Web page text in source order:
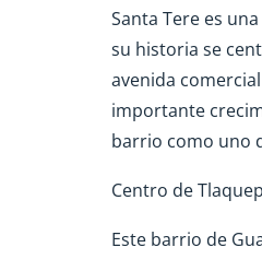
Santa Tere es
su historia se
avenida
importante
barrio como uno
Centro de
Este barrio de